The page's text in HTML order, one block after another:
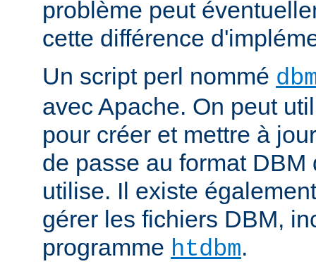
problème peut
cette différence
Un script perl nommé
avec Apache. On peut
pour créer et mettre à
de passe au format DBM
utilise. Il existe
gérer les fichiers DBM,
programme htdbm.